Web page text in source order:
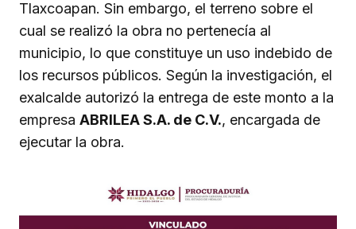
Tlaxcoapan. Sin embargo, el terreno sobre el
cual se realizó la obra no pertenecía al
municipio, lo que constituye un uso indebido de
los recursos públicos. Según la investigación, el
exalcalde autorizó la entrega de este monto a la
empresa ABRILEA S.A. de C.V., encargada de
ejecutar la obra.